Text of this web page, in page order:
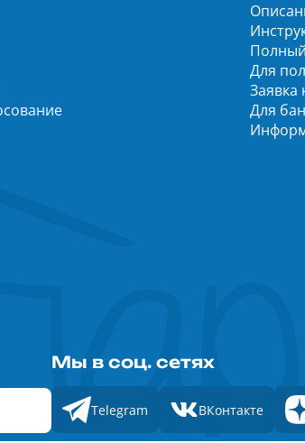
Для
Заявка
Для
Мы в соц. сетях
Telegram ВКонтакте